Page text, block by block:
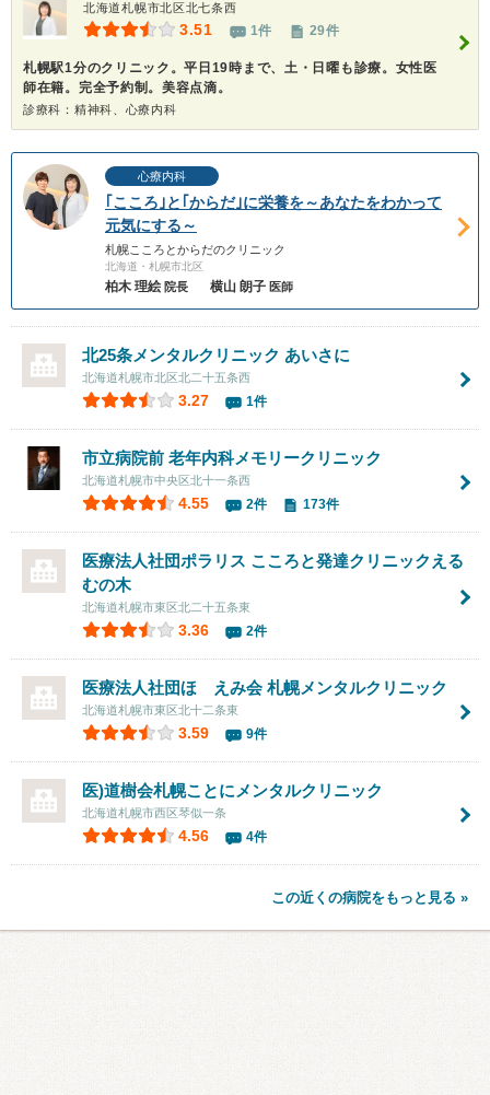
北海道札幌市北区北七条西
3.51 1件 29件
札幌駅1分のクリニック。平日19時まで、土・日曜も診療。女性医
師在籍。完全予約制。美容点滴。
診療科：精神科、心療内科
心療内科
｢こころ｣と｢からだ｣に栄養を～あなたをわかって
元気にする～
札幌こころとからだのクリニック
北海道・札幌市北区
柏木 理絵 院長 横山 朗子 医師
北25条メンタルクリニック あいさに
北海道札幌市北区北二十五条西
3.27 1件
市立病院前 老年内科メモリークリニック
北海道札幌市中央区北十一条西
4.55 2件 173件
医療法人社団ポラリス こころと発達クリニックえる
むの木
北海道札幌市東区北二十五条東
3.36 2件
医療法人社団ほゝえみ会札幌メンタルクリニック
北海道札幌市東区北十二条東
3.59 9件
医)道樹会札幌ことにメンタルクリニック
北海道札幌市西区琴似一条
4.56 4件
この近くの病院をもっと見る »